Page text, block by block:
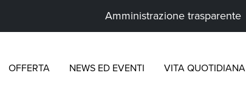
Amministrazione trasparente
OFFERTA NEWS ED EVENTI VITA QUOTIDIANA